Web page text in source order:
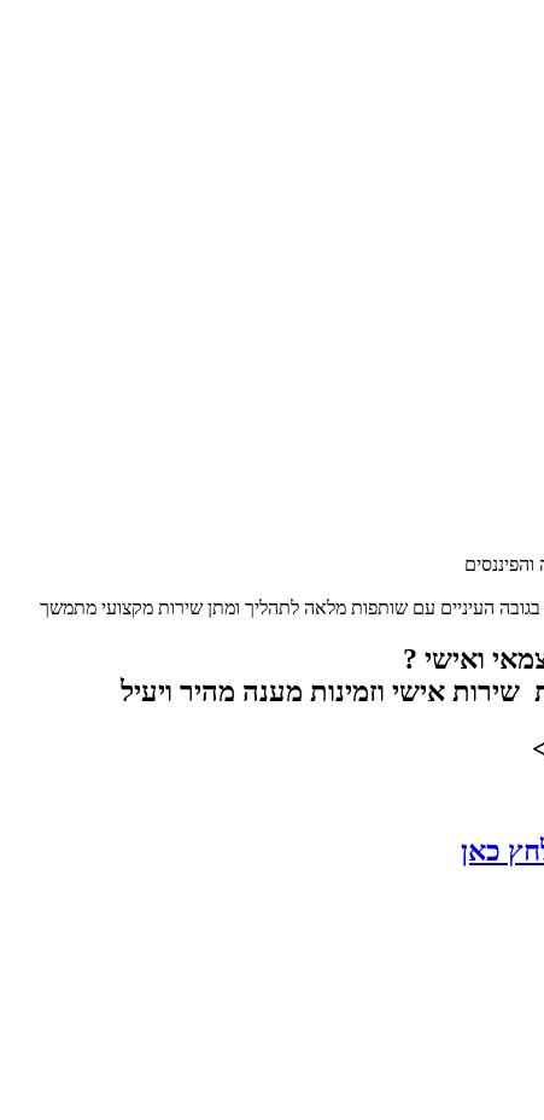
העיניים עם שותפות מלאה לתהליך ומתן שירות מקצועי מתמשך
ואישי ?
שירות אישי וזמינות מענה מהיר ויעיל
כאן